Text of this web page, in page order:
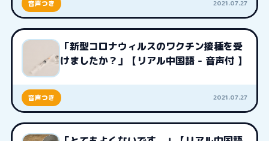
音声つき 2021.07.27
「新型コロナウィルスのワクチン接種を受
けましたか？」【リアル中国語 - 音声付 】
音声つき 2021.07.27